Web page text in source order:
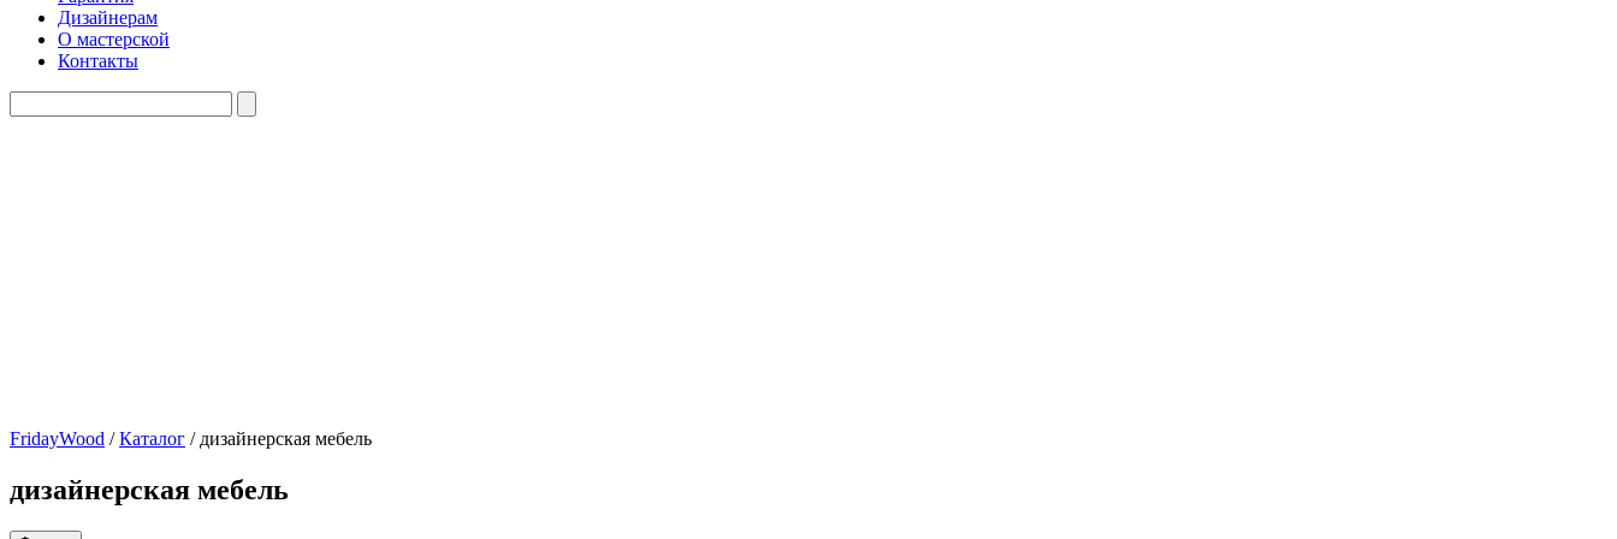
Дизайнерам
О мастерской
Контакты
FridayWood /Каталог / дизайнерская мебель
дизайнерская мебель